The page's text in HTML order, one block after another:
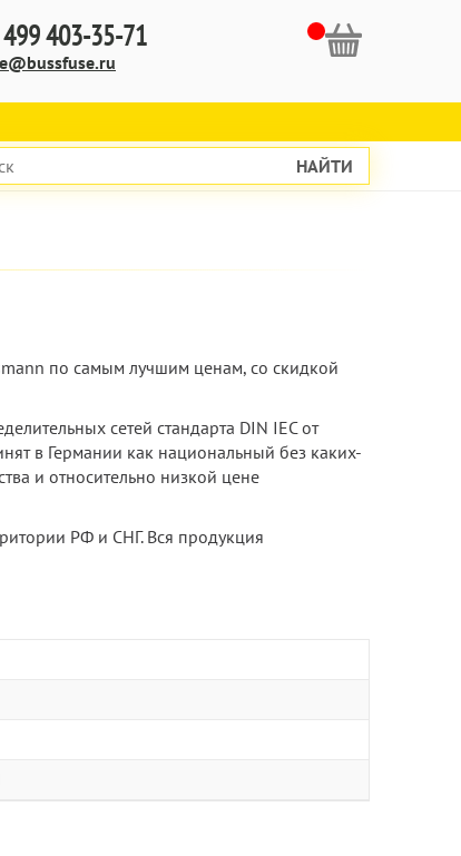
403-35-71
НАЙТИ
по самым лучшим ценам, со скидкой
сетей стандарта DIN IEC от
в Германии как национальный без каких-
и относительно низкой цене
РФ и СНГ. Вся продукция